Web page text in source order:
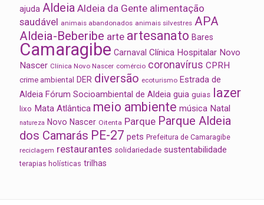
ajuda Aldeia Aldeia da Gente alimentação
saudável animais abandonados animais silvestres APA
Aldeia-Beberibe arte artesanato Bares
Camaragibe Carnaval Clínica Hospitalar Novo
Nascer Clínica Novo Nascer comércio coronavírus CPRH
crime ambiental DER diversão ecoturismo Estrada de
Aldeia Fórum Socioambiental de Aldeia guia guias lazer
lixo Mata Atlântica meio ambiente música Natal
natureza Novo Nascer Oitenta Parque Parque Aldeia
dos Camarás PE-27 pets Prefeitura de Camaragibe
reciclagem restaurantes solidariedade sustentabilidade
terapias holísticas trilhas